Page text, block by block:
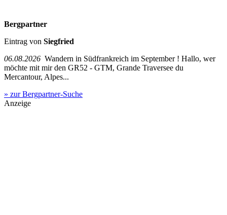
Bergpartner
Eintrag von Siegfried
06.08.2026 Wandern in Südfrankreich im September ! Hallo, wer
möchte mit mir den GR52 - GTM, Grande Traversee du
Mercantour, Alpes...
» zur Bergpartner-Suche
Anzeige